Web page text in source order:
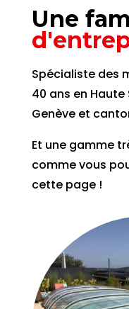
Une
Spécialiste des
40 ans en Haute
Genève et
Et une gamme
comme vous
cette page !